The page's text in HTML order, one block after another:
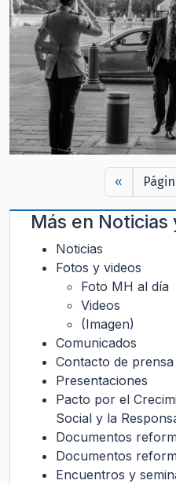
«
Más en Noticias
Noticias
Fotos y videos
Foto MH al día
Videos
(Imagen)
Comunicados
Contacto de prensa
Presentaciones
Pacto por el
Social y la
Documentos
Documentos
Encuentros y